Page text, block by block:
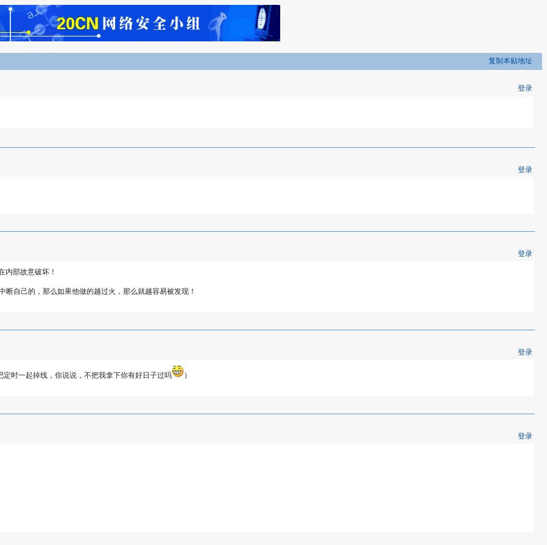
复制本贴地址
登录
登录
登录
内部故意破坏！
自己的，那么如果他做的越过火，那么就越容易被发现！
登录
时一起掉线，你说说，不把我拿下你有好日子过吗 ）
登录